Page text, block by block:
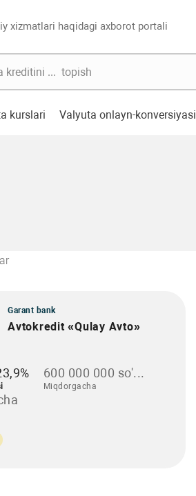
xizmatlari haqidagi axborot portali
kurslari Valyuta onlayn-konversiyasi
Garant bank
Avtokredit «Qulay Avto»
600 000 000 so'...
Miqdorgacha